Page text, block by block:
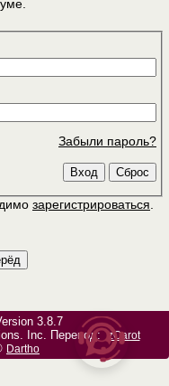
Забыли пароль?
зарегистрироваться
3.8.7
Inc. Перевод: zCarot
Dartho